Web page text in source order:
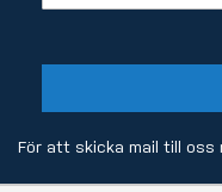
För att skicka mail till oss